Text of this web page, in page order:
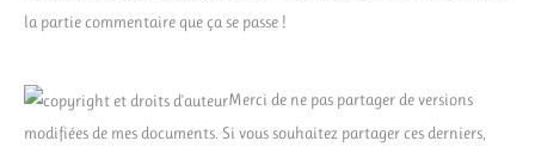
la partie commentaire que ça se passe !
Merci de ne pas partager de versions
modifiées de mes documents. Si vous souhaitez partager ces derniers,